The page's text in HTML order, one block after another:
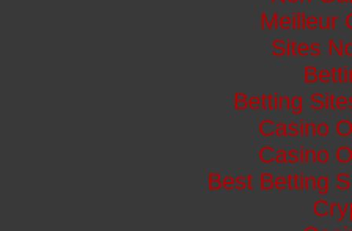
Meilleur
Sites
Betting
Casino
Casino
Best Betting